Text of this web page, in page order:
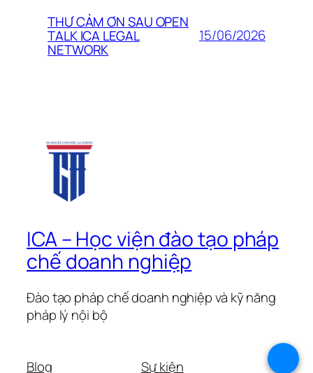
THƯ CẢM ƠN SAU OPEN
TALK ICA LEGAL
NETWORK
15/06/2026
ICA – Học viện đào tạo pháp
chế doanh nghiệp
Đào tạo pháp chế doanh nghiệp và kỹ năng
pháp lý nội bộ
Blog Sự kiện